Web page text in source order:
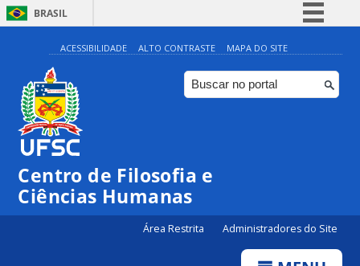
BRASIL
Simplifique!
Comunica BR
Participe
ACESSIBILIDADE ALTO CONTRASTE MAPA DO SITE
Centro de Filosofia e
Ciências Humanas
Área Restrita Administradores do Site